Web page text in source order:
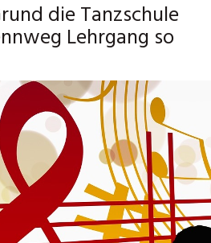
die Tanzschule
Lehrgang so